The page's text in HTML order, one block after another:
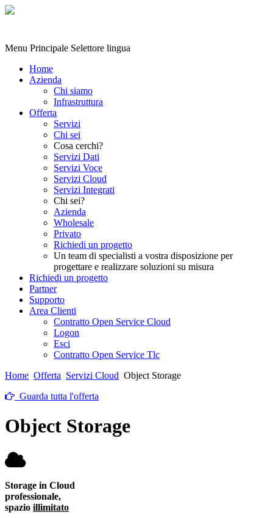
Menu Principale Selettore lingua
Home
Azienda
Chi siamo
Infrastruttura
Offerta
Servizi
Chi sei
Cosa cerchi?
Servizi Dati
Servizi Voce
Servizi Cloud
Servizi Integrati
Chi sei?
Azienda
Wholesale
Privato
Richiedi un progetto
Un team di specialisti a vostra disposizione per
progettare e realizzare soluzioni su misura
Richiedi un progetto
Partner
Supporto
Area Clienti
Contratto Open Service Cloud
Logon
Esci
Contratto Open Service Tlc
Home Offerta Servizi Cloud Object Storage
Guarda tutta l'offerta
Object Storage
Storage in Cloud
professionale,
spazio illimitato